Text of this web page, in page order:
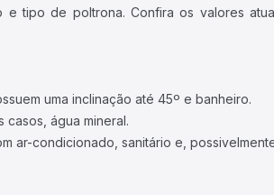
tipo de poltrona. Confira os valores
uma inclinação até 45º e banheiro.
água mineral.
ar-condicionado, sanitário e,